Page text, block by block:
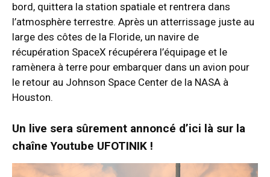
bord, quittera la station spatiale et rentrera dans
l’atmosphère terrestre. Après un atterrissage juste au
large des côtes de la Floride, un navire de
récupération SpaceX récupérera l’équipage et le
ramènera à terre pour embarquer dans un avion pour
le retour au Johnson Space Center de la NASA à
Houston.
Un live sera sûrement annoncé d’ici là sur la
chaîne Youtube UFOTINIK !